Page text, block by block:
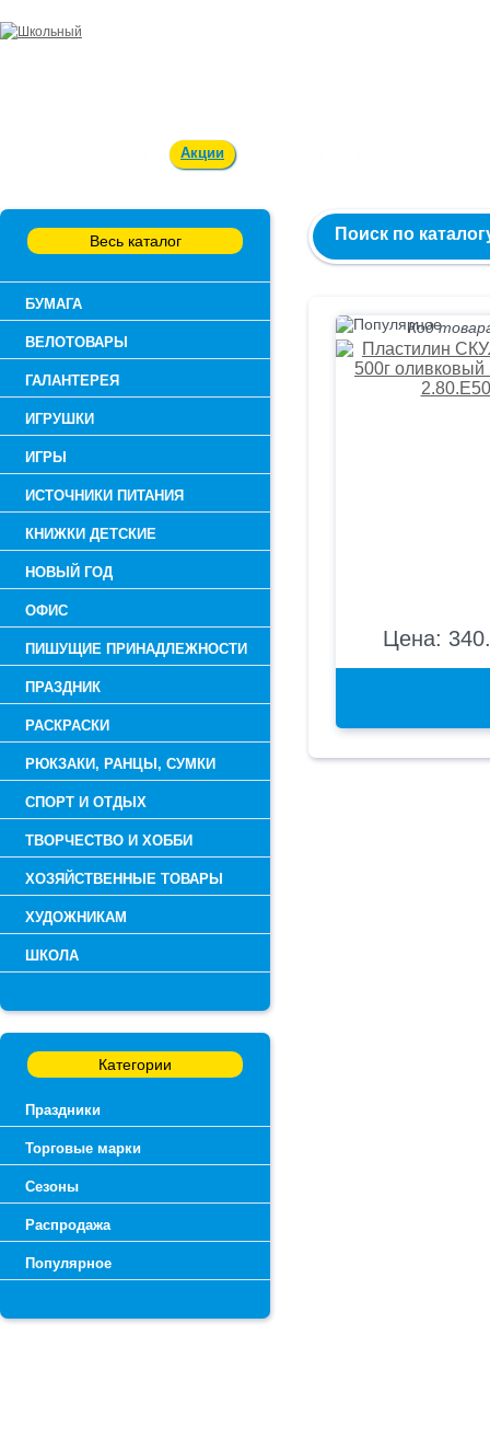
Акции
Весь каталог
БУМАГА
ВЕЛОТОВАРЫ
ГАЛАНТЕРЕЯ
ИГРУШКИ
ИГРЫ
ИСТОЧНИКИ ПИТАНИЯ
КНИЖКИ ДЕТСКИЕ
НОВЫЙ ГОД
ОФИС
ПИШУЩИЕ ПРИНАДЛЕЖНОСТИ
ПРАЗДНИК
РАСКРАСКИ
РЮКЗАКИ, РАНЦЫ, СУМКИ
СПОРТ И ОТДЫХ
ТВОРЧЕСТВО И ХОББИ
ХОЗЯЙСТВЕННЫЕ ТОВАРЫ
ХУДОЖНИКАМ
ШКОЛА
Категории
Праздники
Торговые марки
Сезоны
Распродажа
Популярное
Поиск по
Код
Цена: